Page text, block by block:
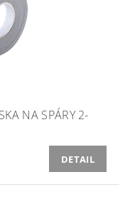
NA SPÁRY 2-
DETAIL